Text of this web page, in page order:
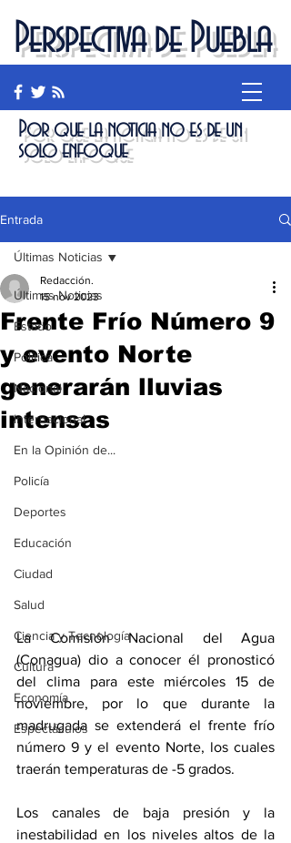
Perspectiva de Puebla
Por que la noticia no es de un
solo enfoque
Entrada
Últimas Noticias
Estado
Política
Nacional
Internacional
En la Opinión de...
Policía
Deportes
Educación
Ciudad
Salud
Ciencia y Tecnología
Cultura
Economía
Espectáculos
Últimas Noticias
Frente Frío Número 9
y evento Norte
generarán lluvias
intensas
Redacción.
15 nov 2023
La Comisión Nacional del Agua
(Conagua) dio a conocer él pronosticó
del clima para este miércoles 15 de
noviembre, por lo que durante la
madrugada se extenderá el frente frío
número 9 y el evento Norte, los cuales
traerán temperaturas de -5 grados.
Los canales de baja presión y la
inestabilidad en los niveles altos de la